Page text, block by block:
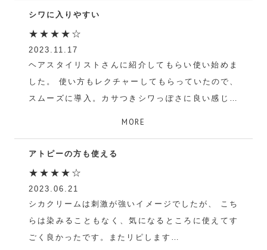
星4つなのは、テクスチャーが固めで伸びにくい要
にゃー
シワに入りやすい
★★★★☆
2023.11.17
ヘアスタイリストさんに紹介してもらい使い始めま
した。 使い方もレクチャーしてもらっていたので、
スムーズに導入。カサつきシワっぽさに良い感じ。
す。 翌朝もベタつかず、気に入ってます。
にゃりり
MORE
アトピーの方も使える
★★★★☆
2023.06.21
シカクリームは刺激が強いイメージでしたが、 こち
らは染みることもなく、気になるところに使えてす
ごく良かったです。またリピします